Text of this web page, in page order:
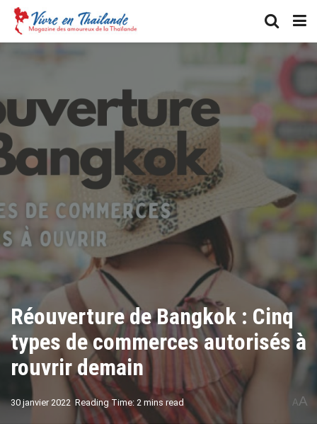
Réouverture de Bangkok : Cinq
types de commerces autorisés à
rouvrir demain
30 janvier 2022 Reading Time: 2 mins read AA